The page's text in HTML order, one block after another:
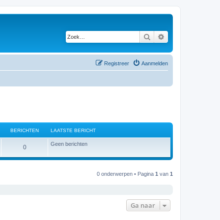
Zoek
Aanmelden
Registreer
BERICHTEN LAATSTE BERICHT
0B
e
Geen berichten
0 onderwerpen • Pagina 1 van 1
Ga naar